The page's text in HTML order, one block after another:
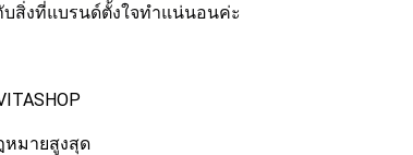
บสิ่งที่แบรนด์ตั้งใจทำแน่นอนค่ะ
VITASHOP
ฎหมายสูงสุด